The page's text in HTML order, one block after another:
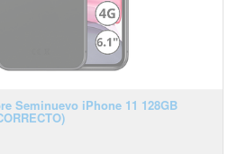
Seminuevo iPhone 11 128GB